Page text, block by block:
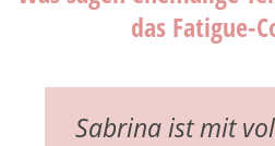
das Fatigue-
Sabrina ist mit